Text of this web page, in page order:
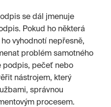
se dál jmenuje
Pokud ho některá
vyhodnotí nepřesně,
problém samotného
podpis, pečeť nebo
nástrojem, který
správnou
procesem.